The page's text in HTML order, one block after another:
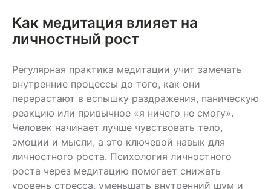
Как медитация влияет на
личностный рост
Регулярная практика медитации учит замечать
внутренние процессы до того, как они
перерастают в вспышку раздражения, паническую
реакцию или привычное «я ничего не смогу».
Человек начинает лучше чувствовать тело,
эмоции и мысли, а это ключевой навык для
личностного роста. Психология личностного
роста через медитацию помогает снижать
уровень стресса, уменьшать внутренний шум и